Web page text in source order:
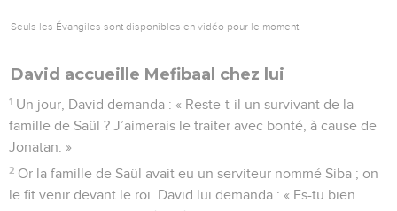
Seuls les Évangiles sont disponibles en vidéo pour le moment.
David accueille Mefibaal chez lui
1 Un jour, David demanda : « Reste-t-il un survivant de la
famille de Saül ? J’aimerais le traiter avec bonté, à cause de
Jonatan. »
2 Or la famille de Saül avait eu un serviteur nommé Siba ; on
le fit venir devant le roi. David lui demanda : « Es-tu bien